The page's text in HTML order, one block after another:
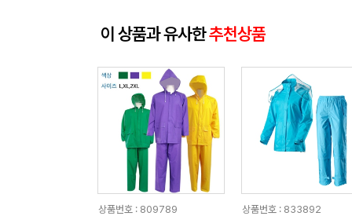
이 상품과 유사한추천상품
상품번호 : 809789
상품번호 : 833892